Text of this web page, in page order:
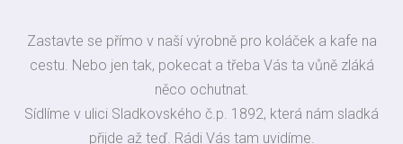
Zastavte se přímo v naší výrobně pro koláček a kafe na
cestu. Nebo jen tak, pokecat a třeba Vás ta vůně zláká
něco ochutnat.
Sídlíme v ulici Sladkovského č.p. 1892, která nám sladká
přijde až teď. Rádi Vás tam uvidíme.